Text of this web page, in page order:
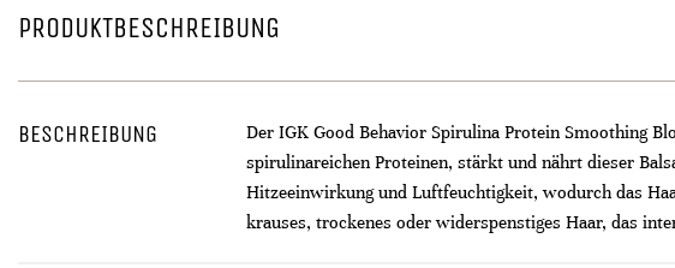
PRODUKTBESCHREIBUNG
BESCHREIBUNG
Der IGK Good Behavior Spirulina Protein Smoothing
spirulinareichen Proteinen, stärkt und nährt dieser
Hitzeeinwirkung und Luftfeuchtigkeit, wodurch das
krauses, trockenes oder widerspenstiges Haar, das